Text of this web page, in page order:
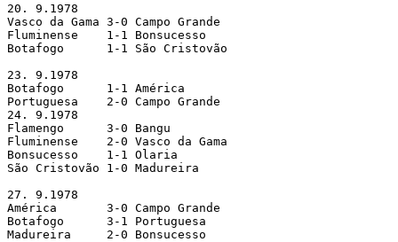
20. 9.1978
Vasco da Gama 3-0 Campo Grande
Fluminense    1-1 Bonsucesso
Botafogo      1-1 São Cristovão
23. 9.1978
Botafogo      1-1 América
Portuguesa    2-0 Campo Grande
24. 9.1978
Flamengo      3-0 Bangu
Fluminense    2-0 Vasco da Gama
Bonsucesso    1-1 Olaria
São Cristovão 1-0 Madureira
27. 9.1978
América       3-0 Campo Grande
Botafogo      3-1 Portuguesa
Madureira     2-0 Bonsucesso